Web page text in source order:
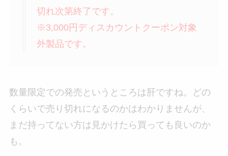
切れ次第終了です。
※3,000円ディスカウントクーポン対象
外製品です。
数量限定での発売というところは肝ですね。どの
くらいで売り切れになるのかはわかりませんが、
まだ持ってない方は見かけたら買っても良いのか
も。